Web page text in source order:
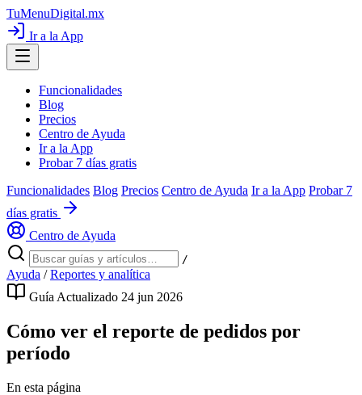
TuMenuDigital.mx
Ir a la App
Funcionalidades
Blog
Precios
Centro de Ayuda
Ir a la App
Probar 7 días gratis
Funcionalidades Blog Precios Centro de Ayuda Ir a la App Probar 7
días gratis
Centro de Ayuda
/
Ayuda / Reportes y analítica
Guía Actualizado 24 jun 2026
Cómo ver el reporte de pedidos por
período
En esta página